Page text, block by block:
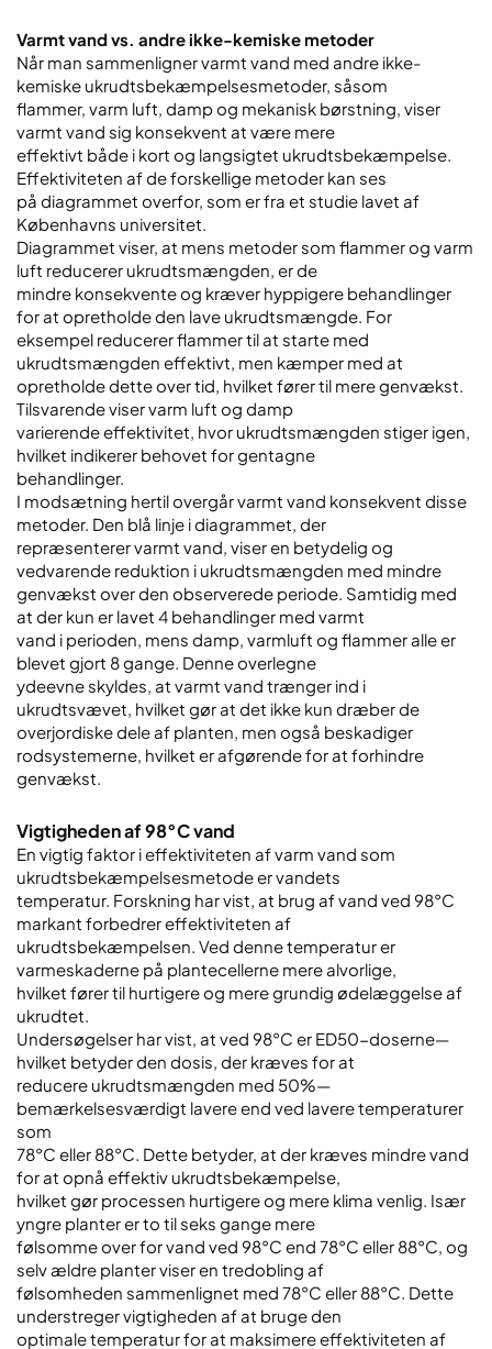
Varmt vand vs. andre ikke-kemiske metoder
Når man sammenligner varmt vand med andre ikke-
kemiske ukrudtsbekæmpelsesmetoder, såsom
flammer, varm luft, damp og mekanisk børstning, viser
varmt vand sig konsekvent at være mere
effektivt både i kort og langsigtet ukrudtsbekæmpelse.
Effektiviteten af de forskellige metoder kan ses
på diagrammet overfor, som er fra et studie lavet af
Københavns universitet.
Diagrammet viser, at mens metoder som flammer og varm
luft reducerer ukrudtsmængden, er de
mindre konsekvente og kræver hyppigere behandlinger
for at opretholde den lave ukrudtsmængde. For
eksempel reducerer flammer til at starte med
ukrudtsmængden effektivt, men kæmper med at
opretholde dette over tid, hvilket fører til mere genvækst.
Tilsvarende viser varm luft og damp
varierende effektivitet, hvor ukrudtsmængden stiger igen,
hvilket indikerer behovet for gentagne
behandlinger.
I modsætning hertil overgår varmt vand konsekvent disse
metoder. Den blå linje i diagrammet, der
repræsenterer varmt vand, viser en betydelig og
vedvarende reduktion i ukrudtsmængden med mindre
genvækst over den observerede periode. Samtidig med
at der kun er lavet 4 behandlinger med varmt
vand i perioden, mens damp, varmluft og flammer alle er
blevet gjort 8 gange. Denne overlegne
ydeevne skyldes, at varmt vand trænger ind i
ukrudtsvævet, hvilket gør at det ikke kun dræber de
overjordiske dele af planten, men også beskadiger
rodsystemerne, hvilket er afgørende for at forhindre
genvækst.
Vigtigheden af 98°C vand
En vigtig faktor i effektiviteten af varm vand som
ukrudtsbekæmpelsesmetode er vandets
temperatur. Forskning har vist, at brug af vand ved 98°C
markant forbedrer effektiviteten af
ukrudtsbekæmpelsen. Ved denne temperatur er
varmeskaderne på plantecellerne mere alvorlige,
hvilket fører til hurtigere og mere grundig ødelæggelse af
ukrudtet.
Undersøgelser har vist, at ved 98°C er ED50-doserne—
hvilket betyder den dosis, der kræves for at
reducere ukrudtsmængden med 50%—
bemærkelsesværdigt lavere end ved lavere temperaturer
som
78°C eller 88°C. Dette betyder, at der kræves mindre vand
for at opnå effektiv ukrudtsbekæmpelse,
hvilket gør processen hurtigere og mere klima venlig. Især
yngre planter er to til seks gange mere
følsomme over for vand ved 98°C end 78°C eller 88°C, og
selv ældre planter viser en tredobling af
følsomheden sammenlignet med 78°C eller 88°C. Dette
understreger vigtigheden af at bruge den
optimale temperatur for at maksimere effektiviteten af